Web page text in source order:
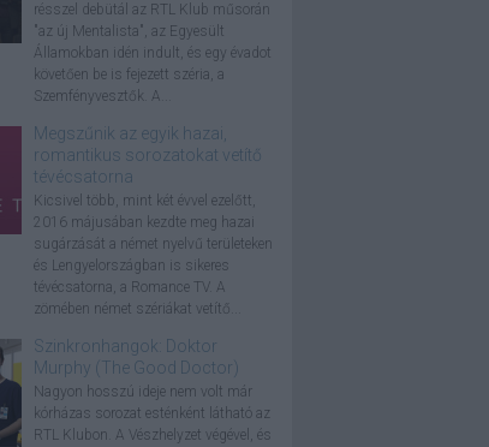
résszel debütál az RTL Klub műsorán
"az új Mentalista", az Egyesült
Államokban idén indult, és egy évadot
követően be is fejezett széria, a
Szemfényvesztők. A...
Megszűnik az egyik hazai,
romantikus sorozatokat vetítő
tévécsatorna
Kicsivel több, mint két évvel ezelőtt,
2016 májusában kezdte meg hazai
sugárzását a német nyelvű területeken
és Lengyelországban is sikeres
tévécsatorna, a Romance TV. A
zömében német szériákat vetítő...
Szinkronhangok: Doktor
Murphy (The Good Doctor)
Nagyon hosszú ideje nem volt már
kórházas sorozat esténként látható az
RTL Klubon. A Vészhelyzet végével, és